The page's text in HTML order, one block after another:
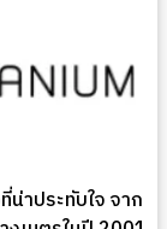
าประทับใจ จาก